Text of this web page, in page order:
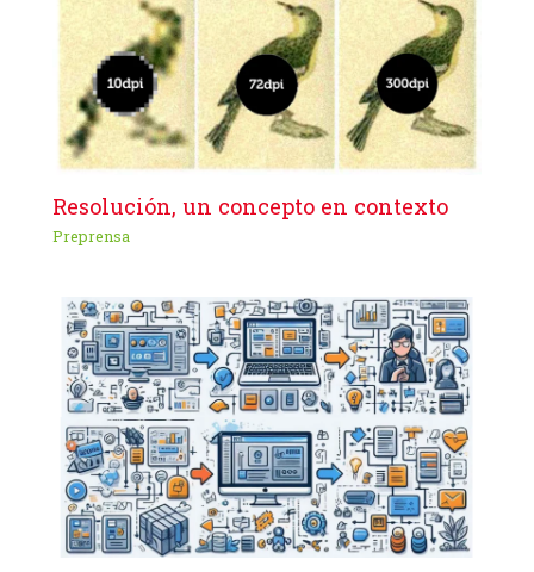
Resolución, un concepto en contexto
Preprensa